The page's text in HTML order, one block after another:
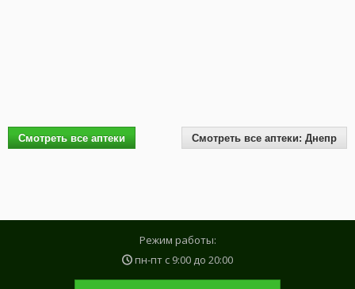
Смотреть все аптеки Смотреть все аптеки: Днепр
Режим работы:
пн-пт с 9:00 до 20:00